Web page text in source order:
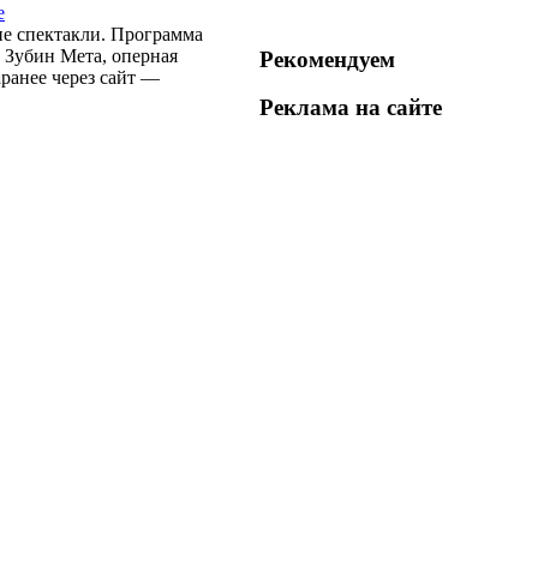
спектакли. Программа
Мета, оперная
через сайт —
Рекомендуем
Реклама на сайте